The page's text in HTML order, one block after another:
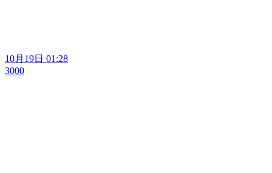
10月19日 01:28
3000